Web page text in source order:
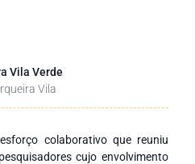
Vila Verde
Vila
colaborativo que reuniu
cujo envolvimento